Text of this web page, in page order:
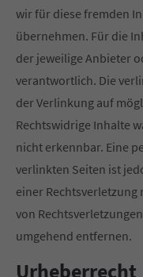
wir für diese fremden
übernehmen. Für die
der jeweilige Anbieter
verantwortlich. Die
der Verlinkung auf
Rechtswidrige Inhalte
nicht erkennbar. Eine
verlinkten Seiten ist
einer
von
umgehend entfernen.
Urheberrecht